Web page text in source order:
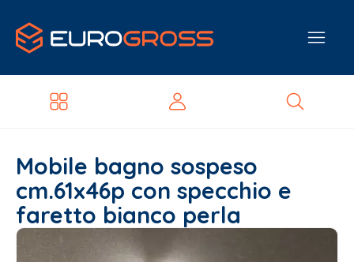
Mobile bagno sospeso
cm.61x46p con specchio e
faretto bianco perla